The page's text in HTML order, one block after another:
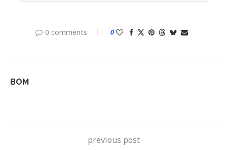
0 comments 0
BOM
previous post